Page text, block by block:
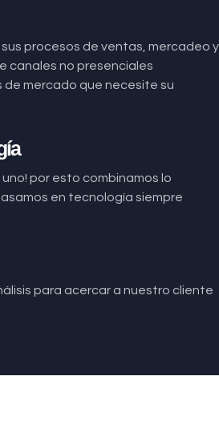
procesos de ventas, mercadeo y
canales no presenciales
mercado que necesite su
por esto combinamos lo
en tecnología siempre
para acercar a nuestro cliente